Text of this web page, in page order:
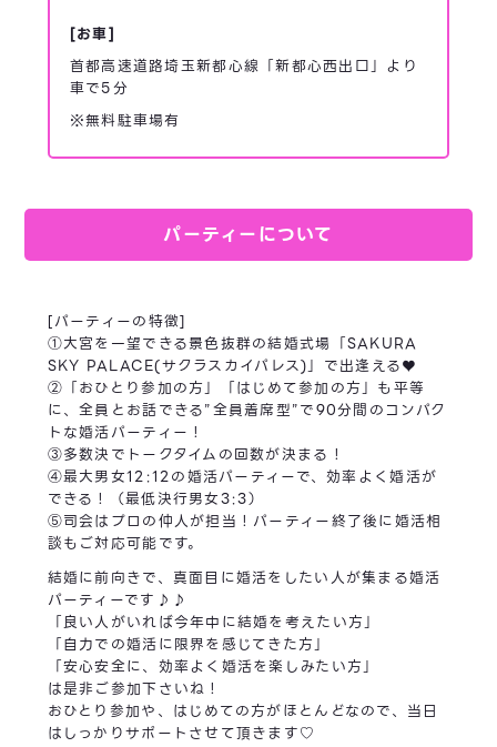
[お車]
首都高速道路埼玉新都心線「新都心西出口」より
車で5分
※無料駐車場有
パーティーについて
[パーティーの特徴]
①大宮を一望できる景色抜群の結婚式場「SAKURA
SKY PALACE(サクラスカイパレス)」で出逢える♥
②「おひとり参加の方」「はじめて参加の方」も平等
に、全員とお話できる”全員着席型”で90分間のコンパク
トな婚活パーティー！
③多数決でトークタイムの回数が決まる！
④最大男女12:12の婚活パーティーで、効率よく婚活が
できる！（最低決行男女3:3）
⑤司会はプロの仲人が担当！パーティー終了後に婚活相
談もご対応可能です。
結婚に前向きで、真面目に婚活をしたい人が集まる婚活
パーティーです♪♪
「良い人がいれば今年中に結婚を考えたい方」
「自力での婚活に限界を感じてきた方」
「安心安全に、効率よく婚活を楽しみたい方」
は是非ご参加下さいね！
おひとり参加や、はじめての方がほとんどなので、当日
はしっかりサポートさせて頂きます♡